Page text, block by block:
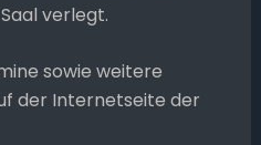
verlegt.
sowie weitere
der Internetseite der